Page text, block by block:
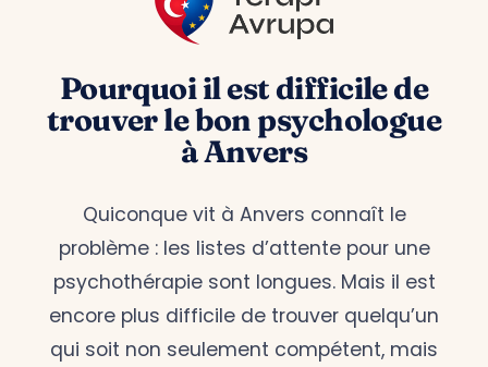
Pourquoi il est difficile de
trouver le bon psychologue
à Anvers
Quiconque vit à Anvers connaît le
problème : les listes d’attente pour une
psychothérapie sont longues. Mais il est
encore plus difficile de trouver quelqu’un
qui soit non seulement compétent, mais